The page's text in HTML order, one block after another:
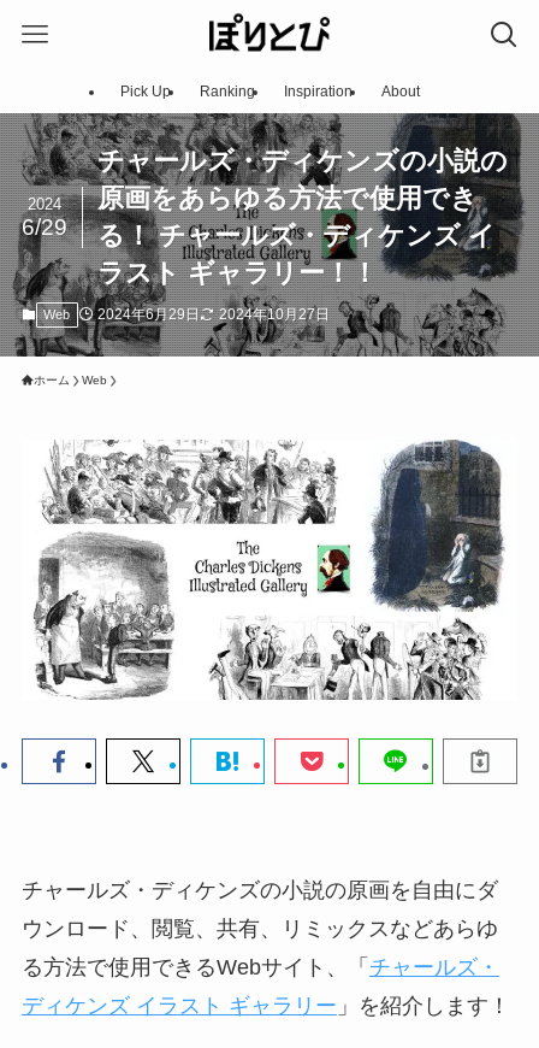
Pick Up Ranking Inspiration About
チャールズ・ディケンズの小説の
原画をあらゆる方法で使用でき
る！ チャールズ・ディケンズ イ
ラスト ギャラリー！！
2024
6/29
Web 2024年6月29日 2024年10月27日
ホーム Web
チャールズ・ディケンズの小説の原画を自由にダ
ウンロード、閲覧、共有、リミックスなどあらゆ
る方法で使用できるWebサイト、「 チャールズ・
ディケンズ イラスト ギャラリー 」を紹介します！